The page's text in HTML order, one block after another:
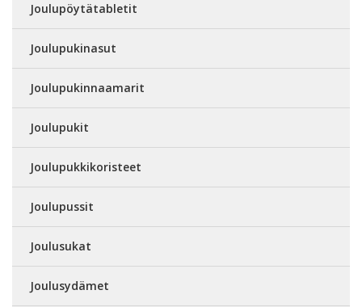
Joulupöytätabletit
Joulupukinasut
Joulupukinnaamarit
Joulupukit
Joulupukkikoristeet
Joulupussit
Joulusukat
Joulusydämet